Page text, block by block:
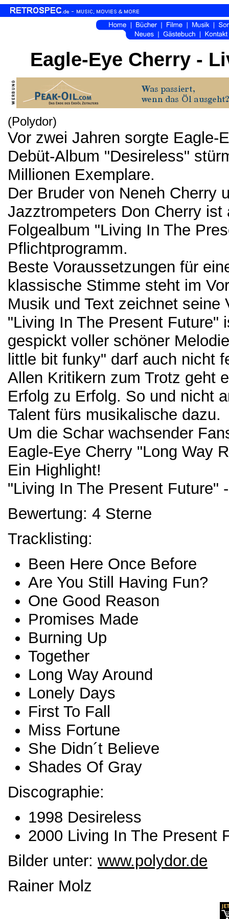
Eagle-Eye Cherry -
(Polydor)
Vor zwei Jahren sorgte Eagle-
Debüt-Album "Desireless"
Millionen Exemplare.
Der Bruder von Neneh Cherry
Jazztrompeters Don Cherry
Folgealbum "Living In The
Pflichtprogramm.
Beste Voraussetzungen für
klassische Stimme steht im
Musik und Text zeichnet seine
"Living In The Present Future"
gespickt voller schöner
little bit funky" darf auch nicht
Allen Kritikern zum Trotz geht
Erfolg zu Erfolg. So und nicht
Talent fürs musikalische dazu.
Um die Schar wachsender
Eagle-Eye Cherry "Long Way
Ein Highlight!
"Living In The Present Future"
Bewertung: 4 Sterne
Tracklisting:
Been Here Once Before
Are You Still Having Fun?
One Good Reason
Promises Made
Burning Up
Together
Long Way Around
Lonely Days
First To Fall
Miss Fortune
She Didn´t Believe
Shades Of Gray
Discographie:
1998 Desireless
2000 Living In The Present
Bilder unter: www.polydor.de
Rainer Molz